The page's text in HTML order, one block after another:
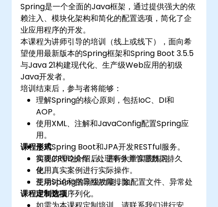
Spring是一个全面的Java框架，通过提供强大的依
赖注入、模块化架构和简化的配置选项，简化了企
业应用程序的开发。
本课程为讲师引导的培训（线上或线下），面向希
望使用最新版本的Spring框架和Spring Boot 3.5.5
与Java 21构建现代化、生产级Web应用的初级
Java开发者。
培训结束后，参与者将能够：
理解Spring的核心原则，包括IoC、DI和
AOP。
使用XML、注解和JavaConfig配置Spring应
用。
使用Spring Boot和JPA开发RESTful服务。
实现CRUD操作，处理事务并管理数据持久
化。
使用Spring的高级功能，如配置文件、异常处
理和数据序列化。
课程形式
简要的理论介绍后，进行大量实践练习。
使用真实案例进行实际操作。
互动讨论和指导性故障排除。
课程定制选项